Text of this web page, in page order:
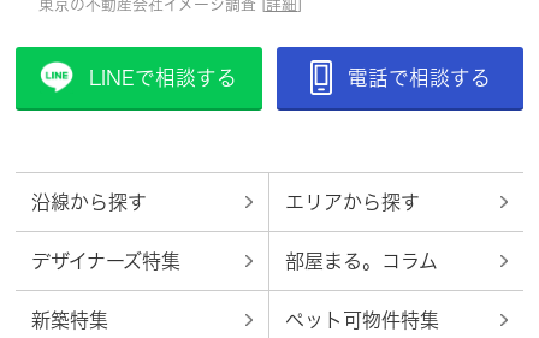
東京の不動産会社イメージ調査 [ 詳細
LINEで相談する 電話で相談する
沿線から探す エリアから探す
デザイナーズ特集 部屋まる。コラム
新築特集 ペット可物件特集